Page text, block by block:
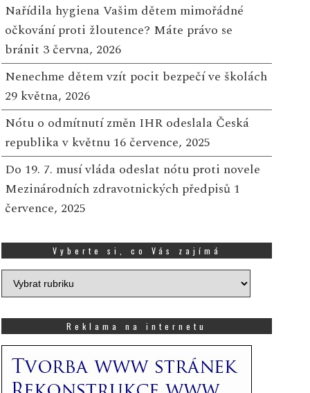
Marrákeši, kde se zajímal o
zdravotní sta...Více
energetickou krizí.
Více
Nařídila hygiena Vašim dětem mimořádné
očkování proti žloutence? Máte právo se
bránit 3 června, 2026
Nenechme dětem vzít pocit bezpečí ve školách
29 května, 2026
Nótu o odmítnutí změn IHR odeslala Česká
republika v květnu 16 července, 2025
Do 19. 7. musí vláda odeslat nótu proti novele
Mezinárodních zdravotnických předpisů 1
července, 2025
Vyberte si, co Vás zajímá
Vyberte
si,
zajímá
Reklama na internetu